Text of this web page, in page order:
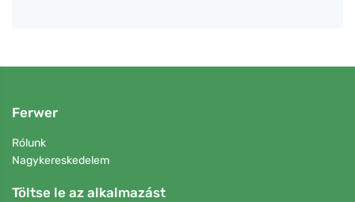
Ferwer
Rólunk
Nagykereskedelem
Töltse le az alkalmazást